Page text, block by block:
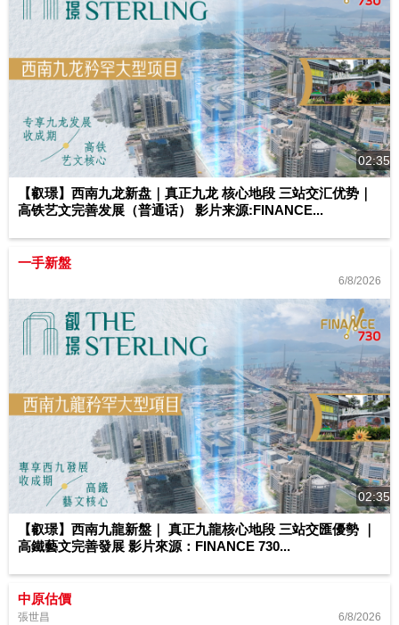
02:35
【叡璟】西南九龙新盘｜真正九龙 核心地段 三站交汇优势｜
高铁艺文完善发展（普通话） 影片来源:FINANCE...
一手新盤
6/8/2026
02:35
【叡璟】西南九龍新盤｜ 真正九龍核心地段 三站交匯優勢 ｜
高鐵藝文完善發展 影片來源：FINANCE 730...
中原估價
張世昌 6/8/2026